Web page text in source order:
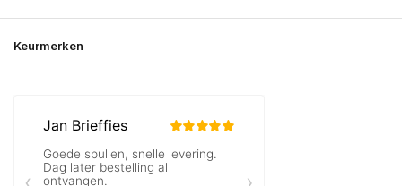
Keurmerken